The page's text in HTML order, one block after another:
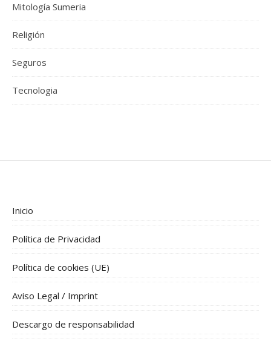
Mitología Sumeria
Religión
Seguros
Tecnologia
Inicio
Política de Privacidad
Política de cookies (UE)
Aviso Legal / Imprint
Descargo de responsabilidad